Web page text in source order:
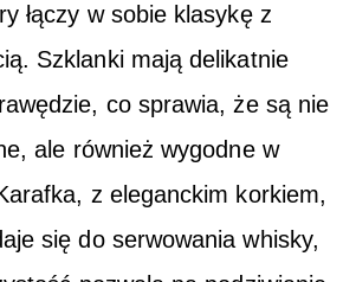
łączy w sobie klasykę z
Szklanki mają delikatnie
co sprawia, że są nie
ale również wygodne w
z eleganckim korkiem,
się do serwowania whisky,